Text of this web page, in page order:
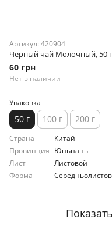
Артикул: 420904
Черный чай Молочный, 50 г
60 грн
Нет в наличии
Упаковка
50 г 100 г 200 г
Страна
Китай
Провинция Юньнань
Лист
Листовой
Форма